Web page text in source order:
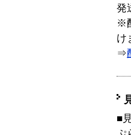
発
※
け
⇒
■